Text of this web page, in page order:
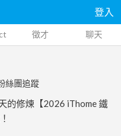
登入
徵才 聊天
絲團追蹤
的修煉【2026 iThome 鐵